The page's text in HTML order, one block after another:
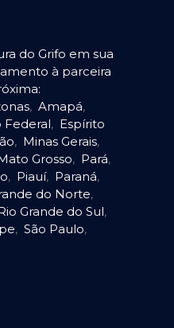
do Grifo em sua
à parceira
, Amapá,
Federal, Espírito
, Minas Gerais,
Grosso, Pará,
, Piauí, Paraná,
do Norte,
Grande do Sul,
, São Paulo,